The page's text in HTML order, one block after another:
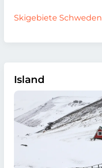
Skigebiete Schweden
Island